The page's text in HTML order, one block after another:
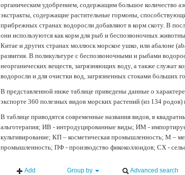
органическим удобрением, содержащим большое количество
экстракты, содержащие растительные гормоны,
прибрежных странах водоросли добавляют в корм скоту. В
они используются как корм для рыб и беспозвоночных
Китае и других странах моллюск морское ушко, или абалоне
развития. В поликультуре с беспозвоночными и рыбами
неорганических веществ, загрязняющих воду, а также
водоросли и для очистки вод, загрязненных стоками больших
В представленной ниже таблице приведены данные о
экспорте 360 полезных видов морских растений (из 134 родов)
В таблице приводятся современные названия видов, в
альготерапия; ИВ - интродуцированные виды; ИМ -
культивирование; КП – косметическая промышленность; М –
промышленность; ПФ - производство фикоколлоидов; СХ -
Add Group by Advanced search